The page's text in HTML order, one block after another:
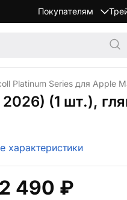
Покупателям
Platinum Series для Apple
(1 шт.),
характеристики
2 490 ₽